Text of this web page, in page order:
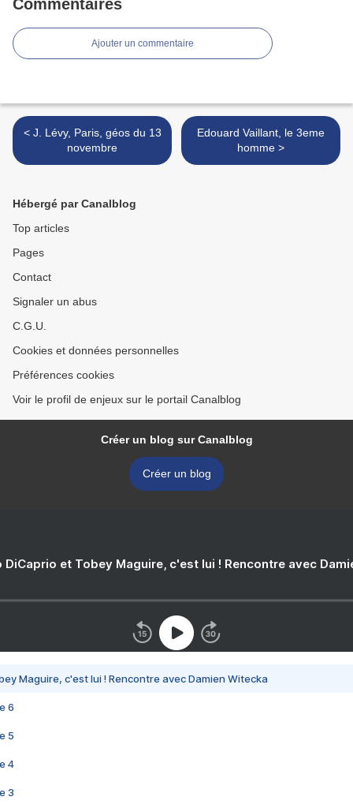
Commentaires
Ajouter un commentaire
< J. Lévy, Paris, géos du 13
novembre
Edouard Vaillant, le 3eme
homme >
Hébergé par Canalblog
Top articles
Pages
Contact
Signaler un abus
C.G.U.
Cookies et données personnelles
Préférences cookies
Voir le profil de enjeux sur le portail Canalblog
Créer un blog sur Canalblog
Créer un blog
DiCaprio et Tobey Maguire, c'est lui ! Rencontre avec
Maguire, c'est lui ! Rencontre avec Damien Witecka
6
5
4
3